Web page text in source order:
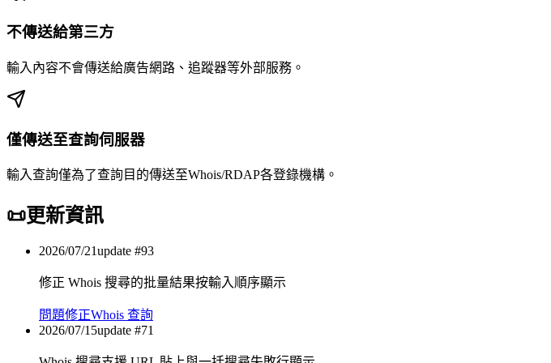
不傳送給第三方
輸入內容不會傳送給廣告網路、追蹤器等外部服務。
僅傳送至查詢伺服器
輸入查詢僅為了查詢目的傳送至Whois/RDAP各登錄機構。
📜更新資訊
2026/07/21update #93
修正 Whois 搜尋的批量結果按輸入順序顯示
問題修正Whois 查詢
2026/07/15update #71